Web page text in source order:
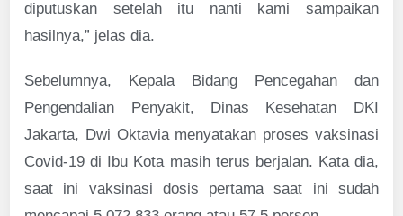
diputuskan setelah itu nanti kami sampaikan
hasilnya,” jelas dia.
Sebelumnya, Kepala Bidang Pencegahan dan
Pengendalian Penyakit, Dinas Kesehatan DKI
Jakarta, Dwi Oktavia menyatakan proses vaksinasi
Covid-19 di Ibu Kota masih terus berjalan. Kata dia,
saat ini vaksinasi dosis pertama saat ini sudah